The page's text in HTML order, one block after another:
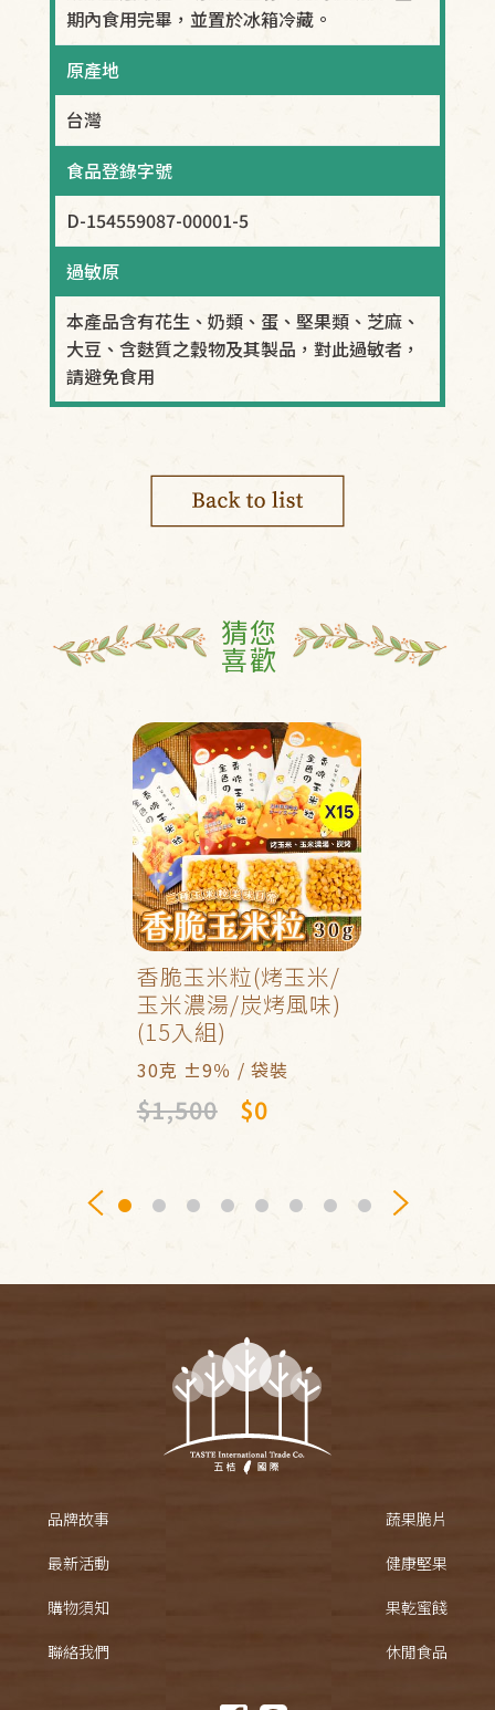
期內食用完畢，並置於冰箱冷藏。
原產地
台灣
食品登錄字號
D-154559087-00001-5
過敏原
本產品含有花生、奶類、蛋、堅果類、芝麻、
大豆、含麩質之穀物及其製品，對此過敏者，
請避免食用
猜您
喜歡
香脆玉米粒(烤玉米/
玉米濃湯/炭烤風味)
(15入組)
30克 ±9％ / 袋裝
$1,500 $0
品牌故事
最新活動
購物須知
聯絡我們
蔬果脆片
健康堅果
果乾蜜餞
休閒食品